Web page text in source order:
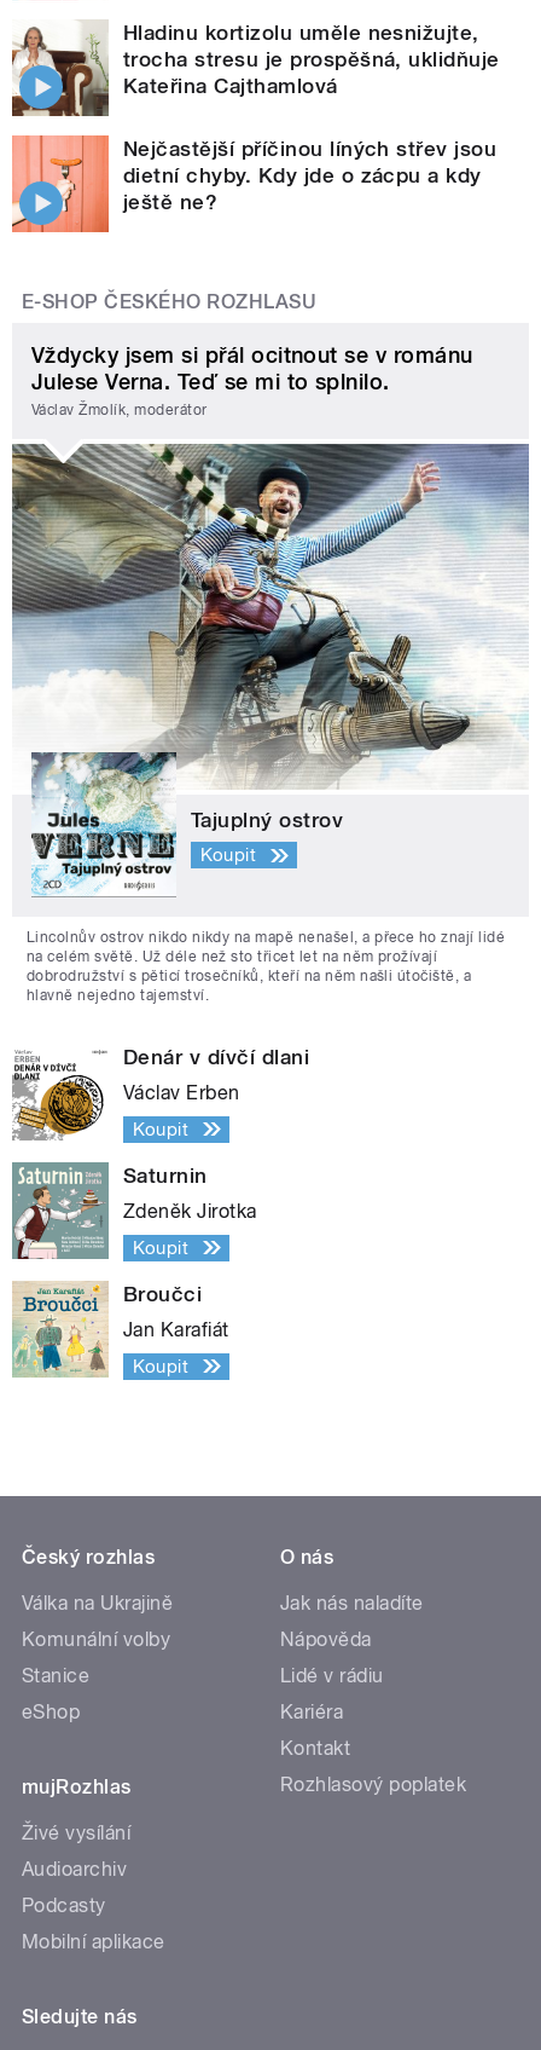
Hladinu kortizolu uměle nesnižujte,
trocha stresu je prospěšná, uklidňuje
Kateřina Cajthamlová
Nejčastější příčinou líných střev jsou
dietní chyby. Kdy jde o zácpu a kdy
ještě ne?
E-SHOP ČESKÉHO ROZHLASU
Vždycky jsem si přál ocitnout se v románu
Julese Verna. Teď se mi to splnilo.
Václav Žmolík, moderátor
Tajuplný ostrov
Koupit
Lincolnův ostrov nikdo nikdy na mapě nenašel, a přece ho znají lidé
na celém světě. Už déle než sto třicet let na něm prožívají
dobrodružství s pěticí trosečníků, kteří na něm našli útočiště, a
hlavně nejedno tajemství.
Denár v dívčí dlani
Václav Erben
Koupit
Saturnin
Zdeněk Jirotka
Koupit
Broučci
Jan Karafiát
Koupit
Český rozhlas
Válka na Ukrajině
Komunální volby
Stanice
eShop
mujRozhlas
Živé vysílání
Audioarchiv
Podcasty
Mobilní aplikace
O nás
Jak nás naladíte
Nápověda
Lidé v rádiu
Kariéra
Kontakt
Rozhlasový poplatek
Sledujte nás